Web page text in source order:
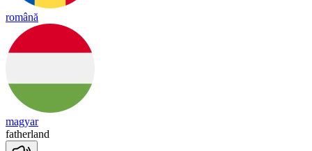
română
magyar
fatherland